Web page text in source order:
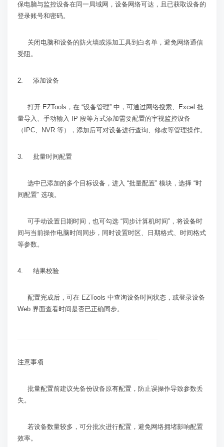
保电脑与监控设备在同一局域网，设备网络可达，且已获取设备的
登录账号和密码。
关闭电脑和设备的防火墙或添加工具到白名单，避免网络通信
受阻。
2. 添加设备
打开 EZTools ，在 “设备管理” 中，可通过网络搜索、 Excel 批
量导入、手动输入
IP 段等方式添加需要配置的宇视监控设备
（ IPC、 NVR 等），添加后可对设备进行查询、修改等管理操作。
3. 批量时间配置
选中已添加的多个目标设备，进入 “批量配置” 模块，选择 “时
间配置” 选项。
可手动设置日期时间，也可勾选 “同步计算机时间” ，将设备时
间与当前操作电脑时间同步，同时设置时区、日期格式、时间格式
等参数。
4. 结果校验
配置完成后，可在 EZTools 中查询设备时间状态，或登录设备
Web 界面查看时间是否已正确同步。
注意事项
批量配置前建议先备份设备原有配置，防止误操作导致参数丢
失。
若设备数量较多，可分批次进行配置，避免网络拥堵影响配置
效率。